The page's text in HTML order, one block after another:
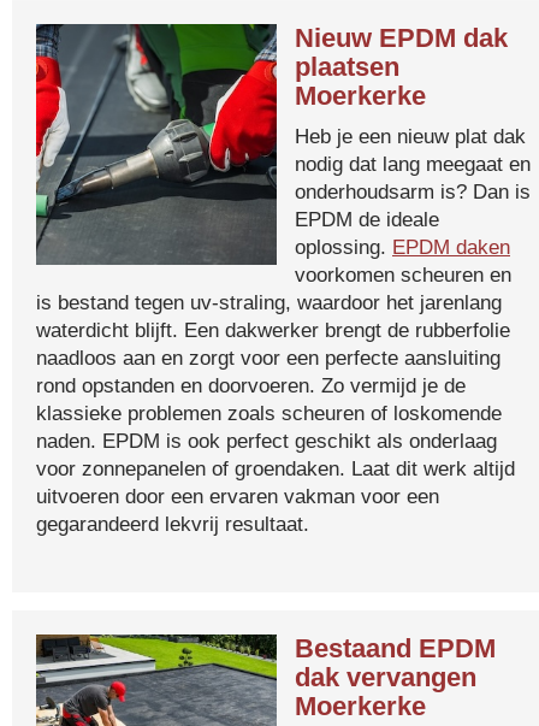
Nieuw EPDM dak
plaatsen
Moerkerke
Heb je een nieuw plat dak
nodig dat lang meegaat en
onderhoudsarm is? Dan is
EPDM de ideale
oplossing. EPDM daken
voorkomen scheuren en
is bestand tegen uv-straling, waardoor het jarenlang
waterdicht blijft. Een dakwerker brengt de rubberfolie
naadloos aan en zorgt voor een perfecte aansluiting
rond opstanden en doorvoeren. Zo vermijd je de
klassieke problemen zoals scheuren of loskomende
naden. EPDM is ook perfect geschikt als onderlaag
voor zonnepanelen of groendaken. Laat dit werk altijd
uitvoeren door een ervaren vakman voor een
gegarandeerd lekvrij resultaat.
Bestaand EPDM
dak vervangen
Moerkerke